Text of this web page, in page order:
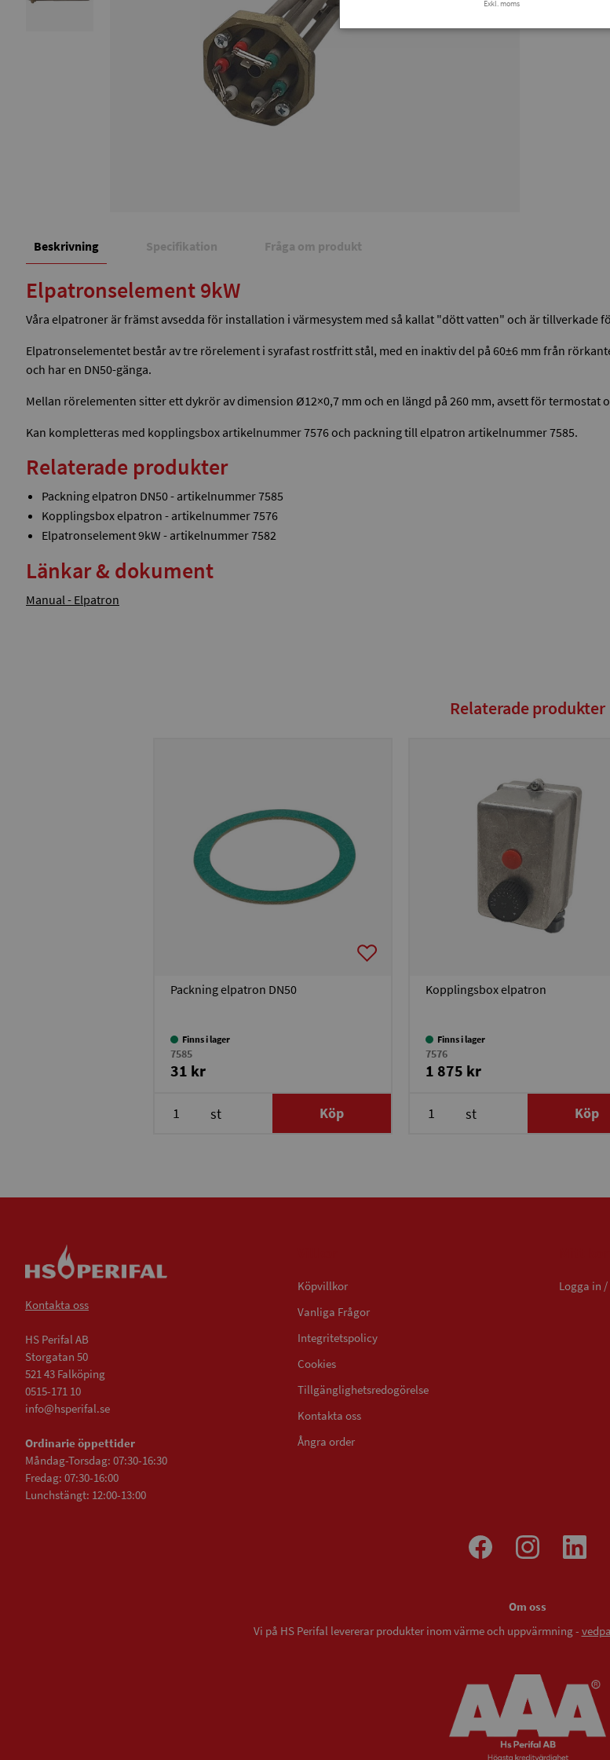
Beskrivning Specifikation Fråga om produkt
Elpatronselement 9kW
Våra elpatroner är främst avsedda för installation i värmesystem med så kallat "dött vatten" och är tillverkade
Elpatronselementet består av tre rörelement i syrafast rostfritt stål, med en inaktiv del på 60±6 mm från
och har en DN50-gänga.
Mellan rörelementen sitter ett dykrör av dimension Ø12×0,7 mm och en längd på 260 mm, avsett för
Kan kompletteras med kopplingsbox artikelnummer 7576 och packning till elpatron artikelnummer 7585.
Relaterade produkter
Packning elpatron DN50 - artikelnummer 7585
Kopplingsbox elpatron - artikelnummer 7576
Elpatronselement 9kW - artikelnummer 7582
Länkar & dokument
Manual - Elpatron
Relaterade produkter
Packning elpatron DN50
Finns i lager
7585
31 kr
st Köp
Kopplingsbox elpatron
Finns i lager
7576
1 875 kr
st Köp
Kontakta oss
HS Perifal AB
Storgatan 50
521 43 Falköping
0515-171 10
info@hsperifal.se
Ordinarie öppettider
Måndag-Torsdag: 07:30-16:30
Fredag: 07:30-16:00
Lunchstängt: 12:00-13:00
Köpvillkor
Vanliga Frågor
Integritetspolicy
Cookies
Tillgänglighetsredogörelse
Kontakta oss
Ångra order
Logga in
Om oss
Vi på HS Perifal levererar produkter inom värme och uppvärmning -
Exkl. moms